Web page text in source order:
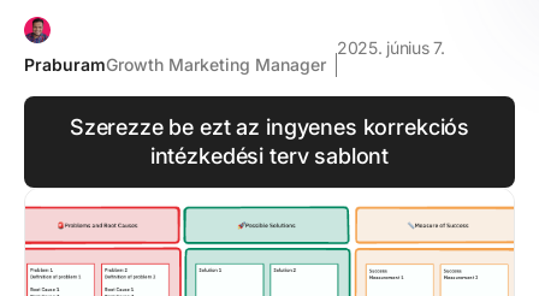
PraburamGrowth Marketing Manager
2025. június 7.
Szerezze be ezt az ingyenes korrekciós
intézkedési terv sablont